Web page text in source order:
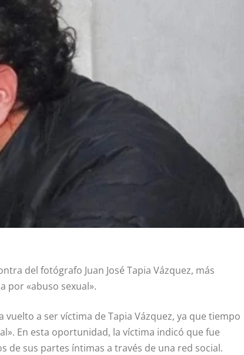
del fotógrafo Juan José Tapia Vázquez, más
por «abuso sexual».
a ser víctima de Tapia Vázquez, ya que tiempo
En esta oportunidad, la víctima indicó que fue
de sus partes íntimas a través de una red social.